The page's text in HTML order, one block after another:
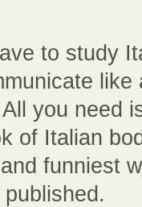
to study
like
you need
of Italian
funniest